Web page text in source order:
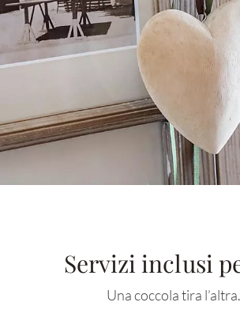
Servizi inclusi
Una coccola tira